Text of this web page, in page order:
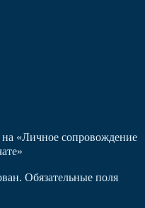
на «Личное сопровождение
Обязательные поля